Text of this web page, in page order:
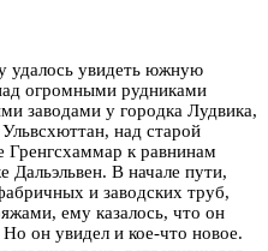
удалось увидеть южную
огромными рудниками
заводами у городка Лудвика,
над старой
Гренгсхаммар к равнинам
Дальэльвен. В начале пути,
и заводских труб,
ему казалось, что он
он увидел и кое-что новое.